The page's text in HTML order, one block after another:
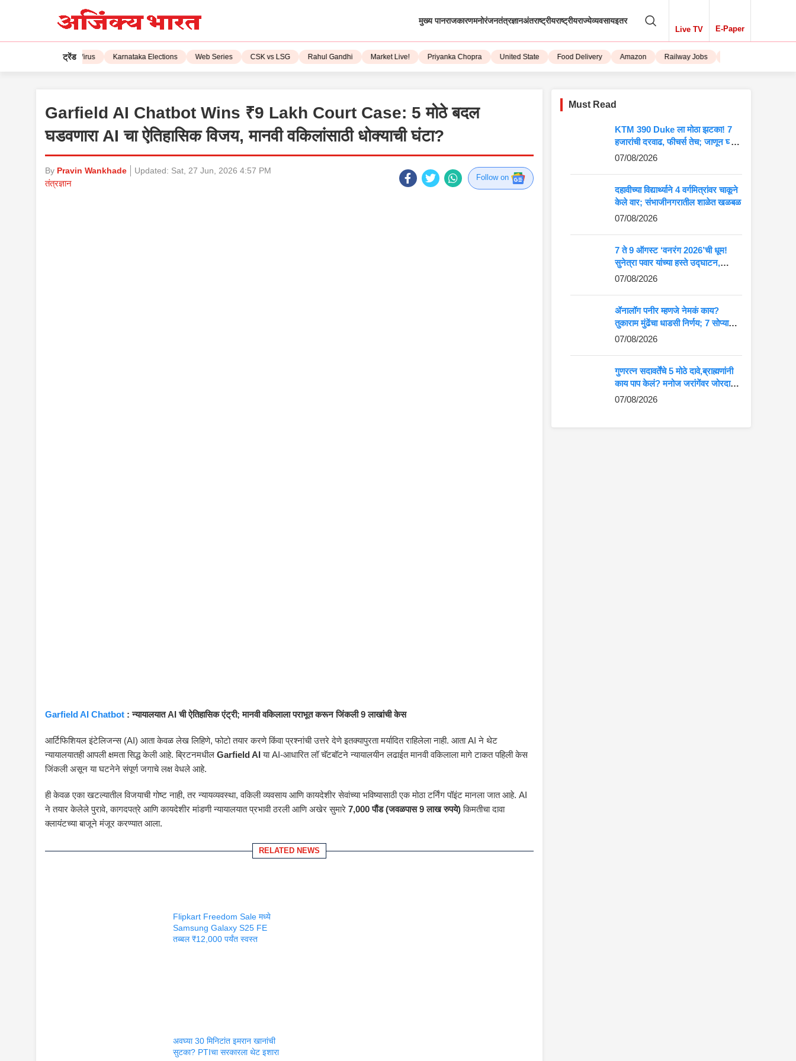
मुख्य पानराजकारणमनोरंजनतंत्रज्ञानअंतराष्ट्रीयराष्ट्रीयराज्येव्यवसायइतर
Live TV E-Paper
ट्रेंड
Corona Virus Karnataka Elections Web Series CSK vs LSG Rahul Gandhi Market Live! Priyanka Chopra United State Food Delivery Amazon Railway Jobs iPhone 15
Garfield AI Chatbot Wins ₹9 Lakh Court Case: 5 मोठे बदल
घडवणारा AI चा ऐतिहासिक विजय, मानवी वकिलांसाठी धोक्याची घंटा?
By Pravin Wankhade Updated: Sat, 27 Jun, 2026 4:57 PM
तंत्रज्ञान
Follow on
Garfield AI Chatbot : न्यायालयात AI ची ऐतिहासिक एंट्री; मानवी वकिलाला पराभूत करून जिंकली 9 लाखांची केस
आर्टिफिशियल इंटेलिजन्स (AI) आता केवळ लेख लिहिणे, फोटो तयार करणे किंवा प्रश्नांची उत्तरे देणे इतक्यापुरता मर्यादित राहिलेला नाही. आता AI ने थेट
न्यायालयातही आपली क्षमता सिद्ध केली आहे. ब्रिटनमधील Garfield AIया AI-आधारित लॉ चॅटबॉटने न्यायालयीन लढाईत मानवी वकिलाला मागे टाकत पहिली केस
जिंकली असून या घटनेने संपूर्ण जगाचे लक्ष वेधले आहे.
ही केवळ एका खटल्यातील विजयाची गोष्ट नाही, तर न्यायव्यवस्था, वकिली व्यवसाय आणि कायदेशीर सेवांच्या भविष्यासाठी एक मोठा टर्निंग पॉइंट मानला जात आहे. AI
ने तयार केलेले पुरावे, कागदपत्रे आणि कायदेशीर मांडणी न्यायालयात प्रभावी ठरली आणि अखेर सुमारे 7,000 पौंड (जवळपास 9 लाख रुपये)किमतीचा दावा
क्लायंटच्या बाजूने मंजूर करण्यात आला.
RELATED NEWS
Flipkart Freedom Sale मध्ये
Samsung Galaxy S25 FE
तब्बल ₹12,000 पर्यंत स्वस्त
अवघ्या 30 मिनिटांत इमरान खानांची
सुटका? PTIचा सरकारला थेट इशारा
Must Read
KTM 390 Duke ला मोठा झटका! 7
हजारांची दरवाढ, फीचर्स तेच; जाणून घ्या
5 मोठे बदल
07/08/2026
दहावीच्या विद्यार्थ्याने 4 वर्गमित्रांवर चाकूने
केले वार; संभाजीनगरातील शाळेत खळबळ
07/08/2026
7 ते 9 ऑगस्ट ‘वनरंग 2026’ची धूम!
सुनेत्रा पवार यांच्या हस्ते उद्घाटन,
आदिवासी कलेला मोठे व्यासपीठ
07/08/2026
ॲनालॉग पनीर म्हणजे नेमकं काय?
तुकाराम मुंढेंचा धाडसी निर्णय; 7 सोप्या
मार्गांनी ओळखा अस्सल की बनावट पनीर
07/08/2026
गुणरत्न सदावर्तेंचे 5 मोठे दावे,ब्राह्मणांनी
काय पाप केलं? मनोज जरांगेंवर जोरदार
टीका
07/08/2026